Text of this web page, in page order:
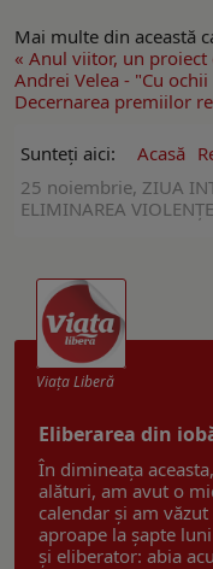
Mai multe din această
« Anul viitor, un
Andrei Velea - "Cu
Decernarea premiilor
Sunteți aici: Acasă
25 noiembrie, ZIUA
ELIMINAREA
Viaţa Liberă
Eliberarea din
În dimineața
alături, am avut o
calendar și am
aproape la șapte
și eliberator: abia